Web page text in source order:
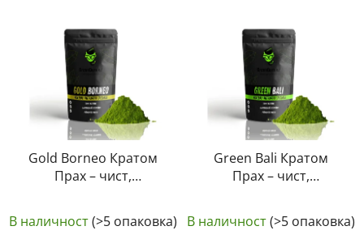
Gold Borneo Кратом
Прах – чист,
| GreenGuru
В наличност(>5 опаковка)
Green Bali Кратом
Прах – чист,
| GreenGuru
оценка
В наличност(>5 опаковка)